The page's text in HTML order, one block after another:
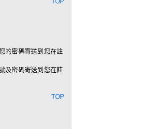
的密碼寄送到您在註
及密碼寄送到您在註
TOP